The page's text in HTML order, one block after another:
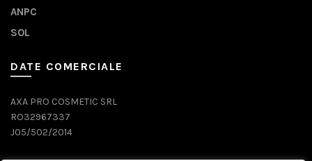
ANPC
SOL
DATE COMERCIALE
AXA PRO COSMETIC SRL
RO32967337
J05/502/2014